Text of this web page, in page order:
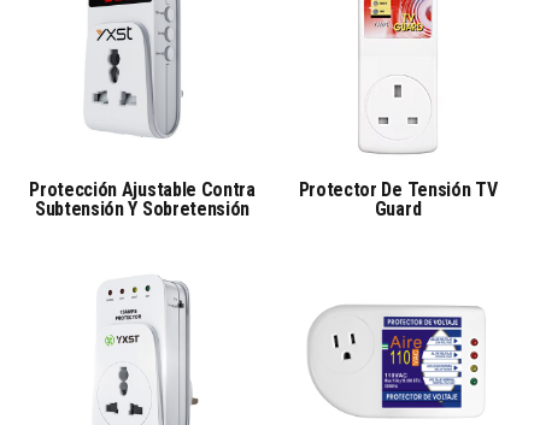
Protección Ajustable Contra
Subtensión Y Sobretensión
Protector De Tensión TV
Guard